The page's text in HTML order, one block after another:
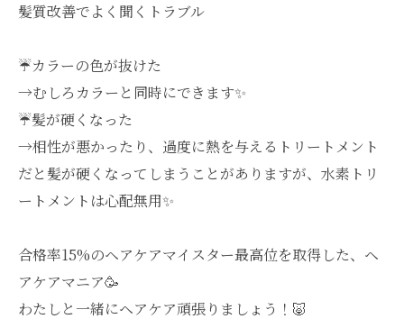
髪質改善でよく聞くトラブル
☔️カラーの色が抜けた
→むしろカラーと同時にできます✨
☔️髪が硬くなった
→相性が悪かったり、過度に熱を与えるトリートメント
だと髪が硬くなってしまうことがありますが、水素トリ
ートメントは心配無用✨
合格率15%のヘアケアマイスター最高位を取得した、ヘ
アケアマニア🥳
わたしと一緒にヘアケア頑張りましょう！🐷